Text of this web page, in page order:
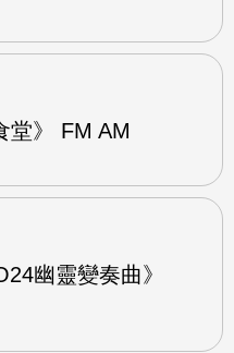
堂》 FM AM
幽靈變奏曲》